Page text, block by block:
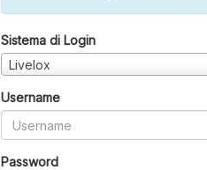
Sistema di Login
Livelox
Username
Password